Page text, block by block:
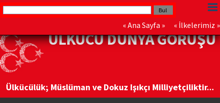
« Ana Sayfa » « İlkelerimiz »
ÜLKÜCÜ DÜNYA GÖRÜŞÜ
Ülkücülük; Müslüman ve Dokuz Işıkçı Milliyetçiliktir...